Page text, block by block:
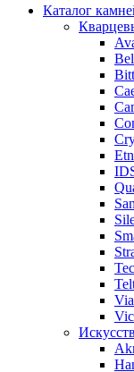
Каталог